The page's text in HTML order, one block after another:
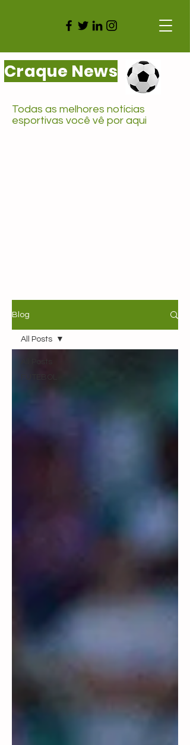
Craque News
Todas as melhores notícias
esportivas você vê por aqui
Blog
All Posts